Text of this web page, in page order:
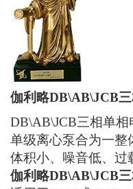
伽利略DB\AB\JCB三
DB\AB\JCB三相单
单级离心泵合为一整
体积小、噪音低、过
伽利略DB\AB\JCB三